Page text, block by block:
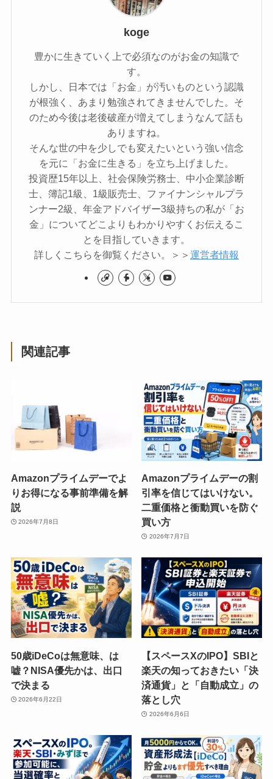
koge
豊かに生きていく上で必須なのがお金の知識で
す。
しかし、日本では「お金」が汚いものという認識
が根強く、あまり勉強されてきませんでした。そ
のため今後は老後破産が増えてしまうなんて話も
ありますね。
そんな世の中を少しでも変えたいという強い信念
を元に「お金に生きる」を立ち上げました。
投資歴15年以上、社会保険労務士、中小企業診断
士、簿記1級、1級販売士、ファイナンシャルプラ
ンナー2級、年金アドバイザー3級持ちの私が「お
金」についてどこよりもわかりやすくお伝えるこ
とを目指していきます。
詳しくこちらを御覧ください。＞＞ 運営者情報
関連記事
Amazonプライムデーでよ
りお得になる事前準備を解
説
2026年7月8日
Amazonプライムデーの割
引率を信じてはいけない。
二重価格と衝動買いを防ぐ
買い方
2026年7月7日
50歳iDeCoは無意味、は
嘘？NISA優先かは、出口
で決まる
2026年6月22日
【スペースXのIPO】SBIと
楽天の知っておきたい「決
済通貨」と「自動成立」の
落とし穴
2026年6月6日